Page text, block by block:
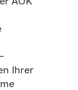
AOK
Ihrer